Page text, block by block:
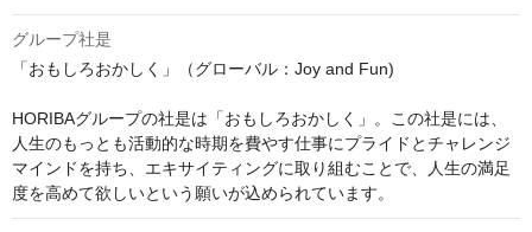
グループ社是
「おもしろおかしく」（グローバル：Joy and Fun)
HORIBAグループの社是は「おもしろおかしく」。この社是には、
人生のもっとも活動的な時期を費やす仕事にプライドとチャレンジ
マインドを持ち、エキサイティングに取り組むことで、人生の満足